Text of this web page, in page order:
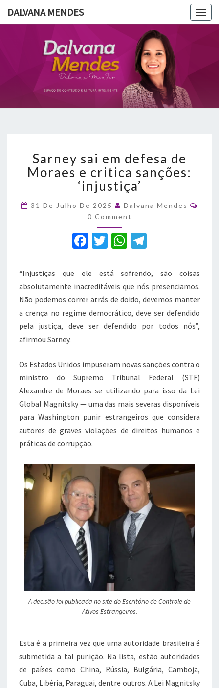
DALVANA MENDES
DALVANA
MENDES
Espaço De
Conteúdo
E Leitura
Inteligente
sai
em
defesa
de
Moraes
critica
sanções:
‘injustiça’
Sarney sai em defesa de
Moraes e critica sanções:
‘injustiça’
31 De Julho De 2025 Dalvana Mendes
0 Comment
F
c
e
b
o
o
T
it
te
r
W
at
s
A
p
p
e
gr
a
m
“Injustiças que ele está sofrendo, são coisas
absolutamente inacreditáveis que nós presenciamos.
Não podemos correr atrás de doido, devemos manter
a crença no regime democrático, deve ser defendido
pela justiça, deve ser defendido por todos nós”,
afirmou Sarney.
Os Estados Unidos impuseram novas sanções contra o
ministro do Supremo Tribunal Federal (STF)
Alexandre de Moraes se utilizando para isso da Lei
Global Magnitsky — uma das mais severas disponíveis
para Washington punir estrangeiros que considera
autores de graves violações de direitos humanos e
práticas de corrupção.
A decisão foi publicada no site do Escritório de Controle de
Ativos Estrangeiros.
Esta é a primeira vez que uma autoridade brasileira é
submetida a tal punição. Na lista, estão autoridades
de países como China, Rússia, Bulgária, Camboja,
Cuba, Libéria, Paraguai, dentre outros. A Lei Magnitsky